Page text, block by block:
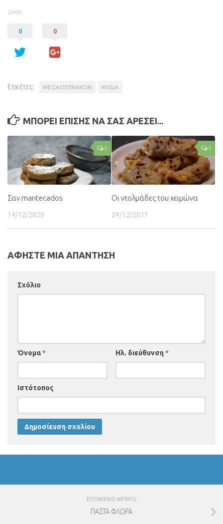
SHARE
0 0
Ετικέτες: MEGAOSTRAKON ΜΥΔΙΑ
ΜΠΟΡΕΙ ΕΠΙΣΗΣ ΝΑ ΣΑΣ ΑΡΕΣΕΙ...
0
Σαν mantecados
14/12/2020
0
Οι ντολμάδες του χειμώνα
24/12/2017
ΑΦΗΣΤΕ ΜΙΑ ΑΠΑΝΤΗΣΗ
Σχόλιο
Όνομα* Ηλ. διεύθυνση *
Ιστότοπος
ΕΠΟΜΕΝΟ ΑΡΘΡΟ
ΠΑΣΤΑ ΦΛΩΡΑ